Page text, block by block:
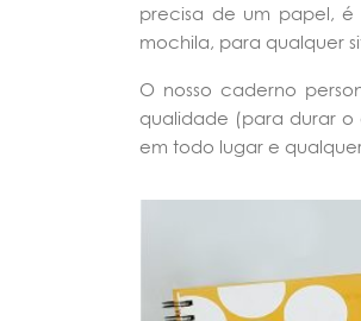
precisa de um papel,
mochila, para qualquer
O nosso caderno
qualidade (para durar o
em todo lugar e